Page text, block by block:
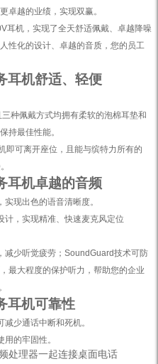
卓越的业绩，实现双赢。
耳机，实现了全天舒适佩戴、卓越降噪
性化的设计、卓越的音质，您的员工
机舒适、轻便
种佩戴方式均拥有柔软的泡棉耳垫和
持最佳性能。
即可离开座位，且能与缤特力所有的
机卓越的音频
现出色的语音清晰度。
计，实现精准、快速麦克风定位
减少听觉疲劳；SoundGuard技术可防
最大程度的保护听力，帮助您的企业
耳机可靠性
少通话中断和死机。
的牢固性。
处理器一起连接桌面电话